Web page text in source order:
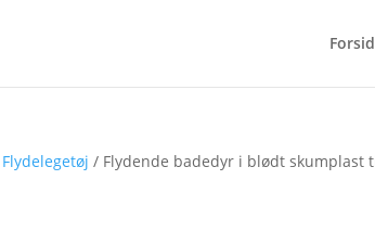
Flydelegetøj / Flydende badedyr i blødt skumplast